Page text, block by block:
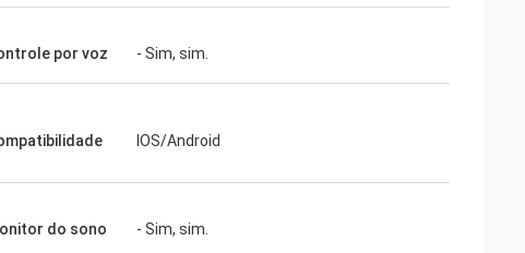
por voz - Sim, sim.
IOS/Android
do sono - Sim, sim.